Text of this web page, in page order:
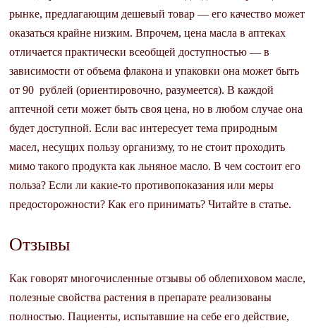
рынке, предлагающим дешевый товар — его качество может
оказаться крайне низким. Впрочем, цена масла в аптеках
отличается практически всеобщей доступностью — в
зависимости от объема флакона и упаковки она может быть
от 90 рублей (ориентировочно, разумеется). В каждой
аптечной сети может быть своя цена, но в любом случае она
будет доступной. Если вас интересует тема природным
масел, несущих пользу организму, то не стоит проходить
мимо такого продукта как льняное масло. В чем состоит его
польза? Если ли какие-то противопоказания или меры
предосторожности? Как его принимать? Читайте в статье.
Отзывы
Как говорят многочисленные отзывы об облепиховом масле,
полезные свойства растения в препарате реализованы
полностью. Пациенты, испытавшие на себе его действие,